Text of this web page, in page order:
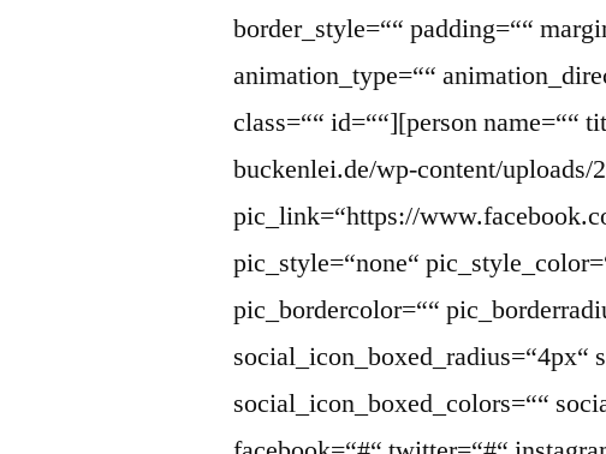
border_style=““ padding=““
animation_type=““
class=““ id=““][person name=““
buckenlei.de/wp-content/uploads/
pic_link=“https://
pic_style=“none“
pic_bordercolor=““
social_icon_boxed_radius=“4px“
social_icon_boxed_colors=““